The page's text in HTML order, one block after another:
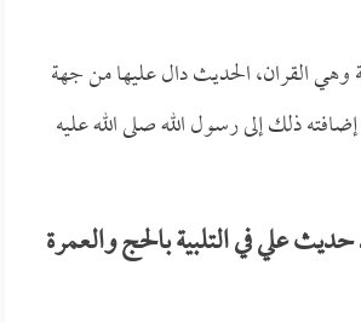
وهي القران، الحديث دال عليها من جهة
ذلك إلى رسول الله صلى الله عليه
علي في التلبية بالحج والعمرة